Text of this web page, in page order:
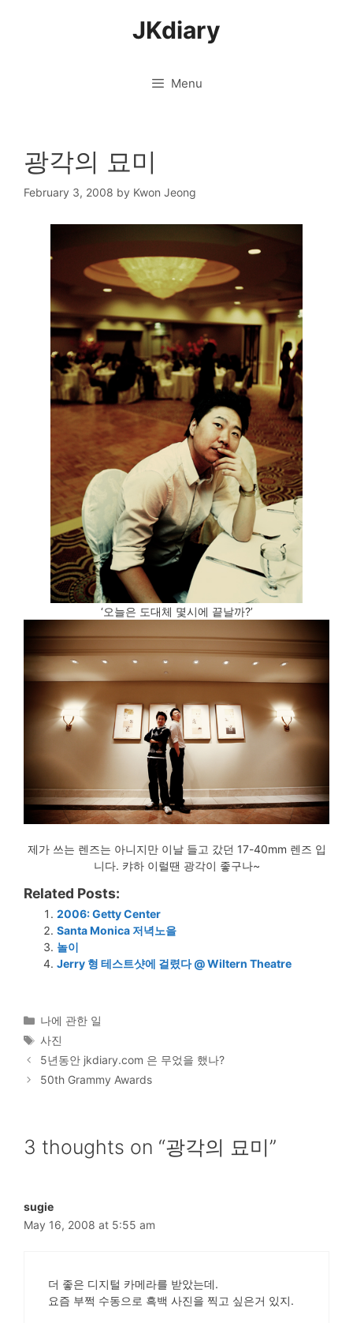
JKdiary
Menu
광각의 묘미
February 3, 2008 by Kwon Jeong
‘오늘은 도대체 몇시에 끝날까?’
제가 쓰는 렌즈는 아니지만 이날 들고 갔던 17-40mm 렌즈 입
니다. 캬하 이럴땐 광각이 좋구나~
Related Posts:
2006: Getty Center
Santa Monica 저녁노을
놀이
Jerry 형 테스트샷에 걸렸다 @ Wiltern Theatre‎
Categories
나에 관한 일
Tags
사진
5년동안 jkdiary.com 은 무었을 했나?
50th Grammy Awards
3 thoughts on “광각의 묘미”
sugie
May 16, 2008 at 5:55 am
더 좋은 디지털 카메라를 받았는데.
요즘 부쩍 수동으로 흑백 사진을 찍고 싶은거 있지.